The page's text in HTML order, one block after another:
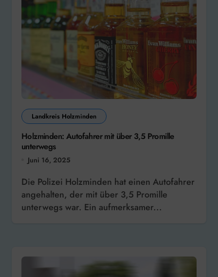
Landkreis Holzminden
Holzminden: Autofahrer mit über 3,5 Promille
unterwegs
Juni 16, 2025
Die Polizei Holzminden hat einen Autofahrer
angehalten, der mit über 3,5 Promille
unterwegs war. Ein aufmerksamer...